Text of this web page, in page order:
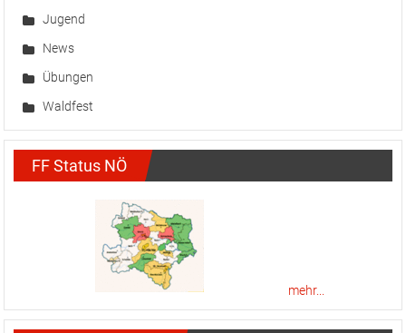
Jugend
News
Übungen
Waldfest
FF Status NÖ
mehr...